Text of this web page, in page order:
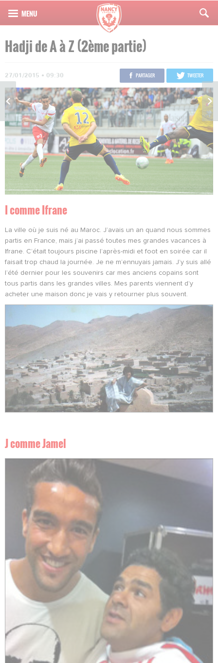
Hadji de A à Z (2ème partie)
27/01/2015 • 09:30 PARTAGER TWEETER
I comme Ifrane
La ville où je suis né au Maroc. J’avais un an quand nous sommes
partis en France, mais j’ai passé toutes mes grandes vacances à
Ifrane. C’était toujours piscine l’après-midi et foot en soirée car il
faisait trop chaud la journée. Je ne m’ennuyais jamais. J’y suis allé
l’été dernier pour les souvenirs car mes anciens copains sont
tous partis dans les grandes villes. Mes parents viennent d’y
acheter une maison donc je vais y retourner plus souvent.
J comme Jamel